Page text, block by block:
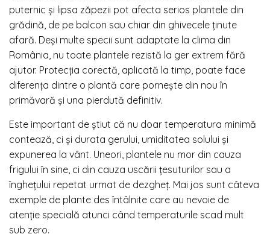
puternic și lipsa zăpezii pot afecta serios plantele din
grădină, de pe balcon sau chiar din ghivecele ținute
afară. Deși multe specii sunt adaptate la clima din
România, nu toate plantele rezistă la ger extrem fără
ajutor. Protecția corectă, aplicată la timp, poate face
diferența dintre o plantă care pornește din nou în
primăvară și una pierdută definitiv.
Este important de știut că nu doar temperatura minimă
contează, ci și durata gerului, umiditatea solului și
expunerea la vânt. Uneori, plantele nu mor din cauza
frigului în sine, ci din cauza uscării țesuturilor sau a
înghețului repetat urmat de dezgheț. Mai jos sunt câteva
exemple de plante des întâlnite care au nevoie de
atenție specială atunci când temperaturile scad mult
sub zero.